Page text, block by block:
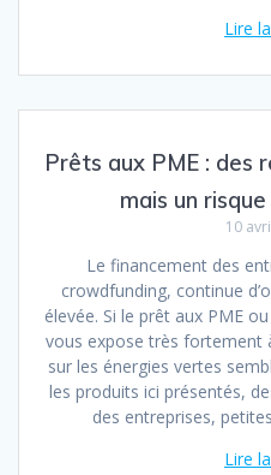
Lire
Prêts aux PME : des
mais un
10
Le financement des
crowdfunding, continue
élevée. Si le prêt aux PME
vous expose très fortement
sur les énergies vertes
les produits ici présentés,
des entreprises,
Lire